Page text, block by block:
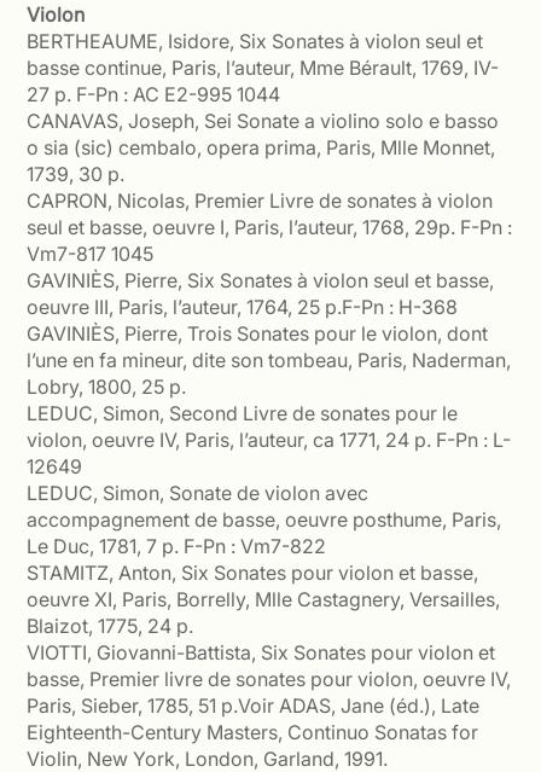
Violon
BERTHEAUME, Isidore, Six Sonates à violon seul et
basse continue, Paris, l’auteur, Mme Bérault, 1769, IV-
27 p. F-Pn : AC E2-995 1044
CANAVAS, Joseph, Sei Sonate a violino solo e basso
o sia (sic) cembalo, opera prima, Paris, Mlle Monnet,
1739, 30 p.
CAPRON, Nicolas, Premier Livre de sonates à violon
seul et basse, oeuvre I, Paris, l’auteur, 1768, 29p. F-Pn :
Vm7-817 1045
GAVINIÈS, Pierre, Six Sonates à violon seul et basse,
oeuvre III, Paris, l’auteur, 1764, 25 p.F-Pn : H-368
GAVINIÈS, Pierre, Trois Sonates pour le violon, dont
l’une en fa mineur, dite son tombeau, Paris, Naderman,
Lobry, 1800, 25 p.
LEDUC, Simon, Second Livre de sonates pour le
violon, oeuvre IV, Paris, l’auteur, ca 1771, 24 p. F-Pn : L-
12649
LEDUC, Simon, Sonate de violon avec
accompagnement de basse, oeuvre posthume, Paris,
Le Duc, 1781, 7 p. F-Pn : Vm7-822
STAMITZ, Anton, Six Sonates pour violon et basse,
oeuvre XI, Paris, Borrelly, Mlle Castagnery, Versailles,
Blaizot, 1775, 24 p.
VIOTTI, Giovanni-Battista, Six Sonates pour violon et
basse, Premier livre de sonates pour violon, oeuvre IV,
Paris, Sieber, 1785, 51 p.Voir ADAS, Jane (éd.), Late
Eighteenth-Century Masters, Continuo Sonatas for
Violin, New York, London, Garland, 1991.